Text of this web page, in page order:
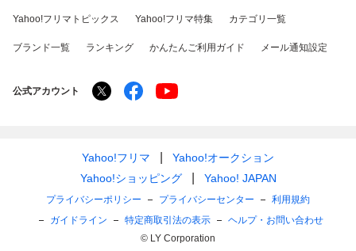
Yahoo!フリマトピックス Yahoo!フリマ特集 カテゴリ一覧
ブランド一覧 ランキング かんたんご利用ガイド メール通知設定
公式アカウント
Yahoo!フリマ
Yahoo!オークション
Yahoo!ショッピング
Yahoo! JAPAN
プライバシーポリシー プライバシーセンター
利用規約
ガイドライン
特定商取引法の表示
ヘルプ・お問い合わせ
© LY Corporation